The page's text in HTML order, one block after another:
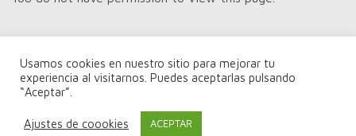
You do not have permission to view this page.
Usamos cookies en nuestro sitio para mejorar tu
experiencia al visitarnos. Puedes aceptarlas pulsando
“Aceptar”.
Ajustes de coookies ACEPTAR